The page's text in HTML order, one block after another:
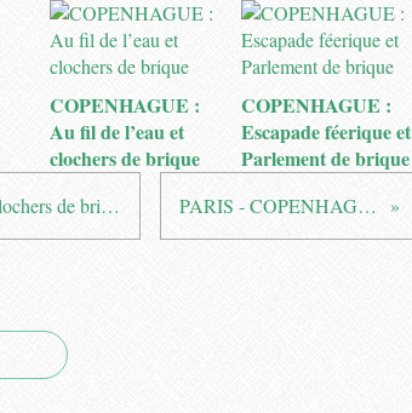
COPENHAGUE :
Au fil de l’eau et
clochers de brique
COPENHAGUE :
Escapade féerique et
Parlement de brique
COPENHAGUE : Au fil de l’eau et clochers de brique PARIS - COPENHAGUE